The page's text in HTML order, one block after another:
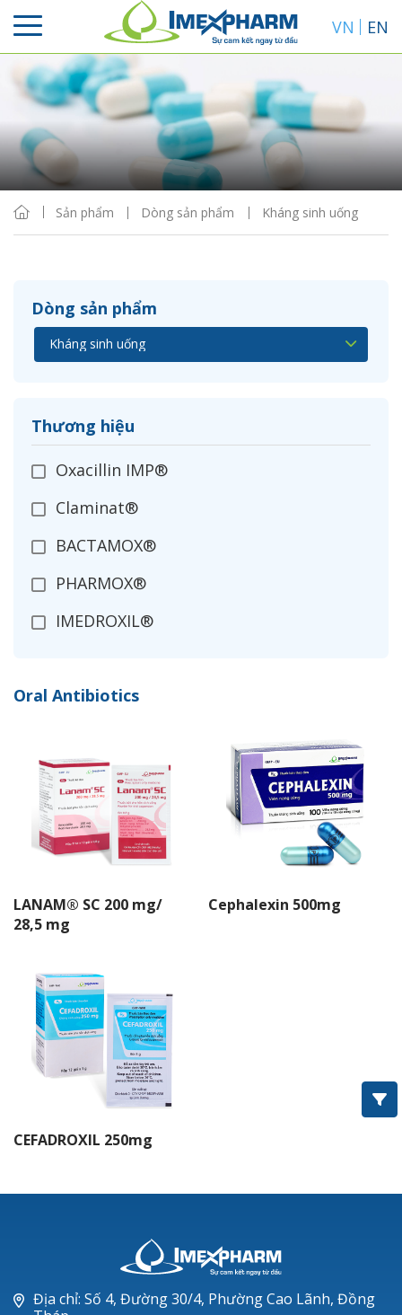
VN EN
Sản phẩm Dòng sản phẩm Kháng sinh uống
Dòng sản phẩm
Thương hiệu
Oxacillin IMP®
Claminat®
BACTAMOX®
PHARMOX®
IMEDROXIL®
CEFADROXIL
ZANIMEX®
IMEXIME®
ROXITHROMYCIN
OFLOXACIN
Amoxcillin
Imedoxim®
Imenir®
Cephalexin
BIOCEMET®
LEVOFLOXACIN
NEXCIX®
Oral Antibiotics
Sắp xếp
Hiển thị
LANAM® SC 200 mg/
28,5 mg
Cephalexin 500mg
CEFADROXIL 250mg
Địa chỉ: Số 4, Đường 30/4, Phường Cao Lãnh, Đồng